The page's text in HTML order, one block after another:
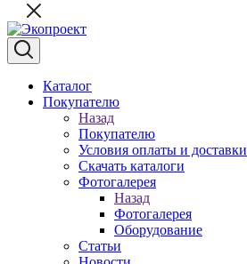
Каталог
Покупателю
Назад
Покупателю
Условия оплаты и доставки
Скачать каталоги
Фотогалерея
Назад
Фотогалерея
Оборудование
Статьи